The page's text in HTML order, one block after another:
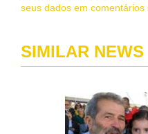
seus dados em comentários
SIMILAR NEWS